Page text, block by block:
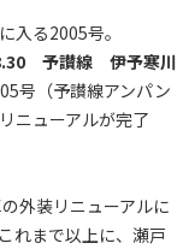
入る2005号。
予讃線 伊予寒川
号（予讃線アンパン
ニューアルが完了
外装リニューアルに
れまで以上に、瀬戸